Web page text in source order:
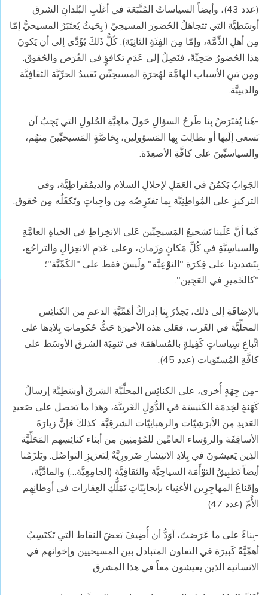
(عدد 43)، وأيضاً السياساتُ المُتَّبَعَة في أغلَبِ البُلدانِ الشرق
أوسَطِيَّة التي تتجاهَلُ الحُضورَ المسيحِيّ ( بِحَيثُ يُعتَبَرُ المسيحيُّ إمّا
مِن أهلِ الذِّمَّة، وإمّا مِنَ الفِئَةِ الثانِيَة). كُلُّ ذَلكَ يُؤَدِّي إلى أن يَكونَ
هذا الحُضورُ ضَحِيِّةً، فنَصِلُ إلى عَدَمِ تكافؤٍ في الفُرَص والحُقوق.
ومِن بَينِ الأسباب الهامَّة لهُجرَةِ المسيحِيِّين تَقييدُ الحرِّيَّة الثقافِيَّة
والدينِيَّة.
-هُنا يُفتَرَضُ بِنا طَرحُ السؤالِ حَولَ ماهِيَّةِ الحُلولِ التي يَجِبُ أن
نَسعى إلَيها أو نطالِبَ بِها المَسؤولِين، بِخاصَّةٍ المَسيحيِّينَ مِنهُم،
والسياسيِّينَ على كافَّةِ الأصعِدَة.
الجَوابُ يَكمُنُ في العَمَلِ لإحلالِ السلام والديمُقراطِيَّة، وفي
التركيزِ على المُواطِنِيَّة بِما تفتَرِضُه مِن واجِباتٍ وتَكفَلُه مِن حُقوق.
كَما أنَّ عَلَينا تَشجيعُ المَسيحِيِّين عَلى الانخِراطِ في الحَياةِ العامَّةِ
والسياسِيَّةِ في كُلِّ مَكانٍ وزَمان، وعلى عَدَمِ الانعِزالِ والتراجُع،
بِتَشديدِنا على فِكرَة "النوْعِيَّة" ولَيسَ فقط على "الكَمِّيَّة"؛
"كالخَميرِ في العَجِين".
بالإضافَةِ إلى ذلك، يَجدُرُ بِنا إدراكُ أهَمِّيَّةِ الدعمِ مِن الكنائِس
المحلِّيَّة في الغَرب، فعَلى هذه الأخيرَة حَثُّ حُكوماتِ بِلادِها على
اتِّباعِ سِياساتٍ كَفِيلةٍ بالمُساهَمَة في تَنمِيَة الشرق الأوسَط على
كافَّةِ المُستَوَيات (عدد 45).
-مِن جِهَةٍ أُخرى، على الكنائِس المحلِّيَّة الشرق أوسَطِيَّة إرسالُ
كَهَنةٍ لخِدمَة الكَنيسَة في الدُّوَلِ الغَربِيَّة، وهذا ما يَحصل على صَعيدِ
العَديدِ مِن الأبرَشِيّات والرهبانِيّات الشرقِيَّة. كذلكَ فإنَّ زيارَةَ
الأساقِفَة والرؤساء العامِّين للمُؤمِنِين مِن أبناء كنائِسِهم المَحَلِّيَّة
الذِين يَعيشونَ في بِلادِ الانتِشارِ ضَرورِيَّةٌ لِتَعزيزِ التواصُل. ويَلزَمُنا
أيضاً تَطبِيقُ التوْأَمَة السياحِيَّة والثقافِيَّة (الجامِعِيَّة…) والمادِّيَّة،
وإقناعُ المهاجِرِين الأغنِياء بإيجابِيّاتِ تَمَلُّكِ العِقارات في أوطانِهِم
الأُمّ (عدد 47)
-بِناءً على ما عَرَضتُ، أوَدُّ أن أُضِيفَ بَعضَ النقاط التي تَكتَسِبُ
أهمِّيَّةً كَبيرَة في التعاون المتبادل بين المسيحيين وإخوانهم في
الانسانية الذين يعيشون معاً في هذا المشرق: